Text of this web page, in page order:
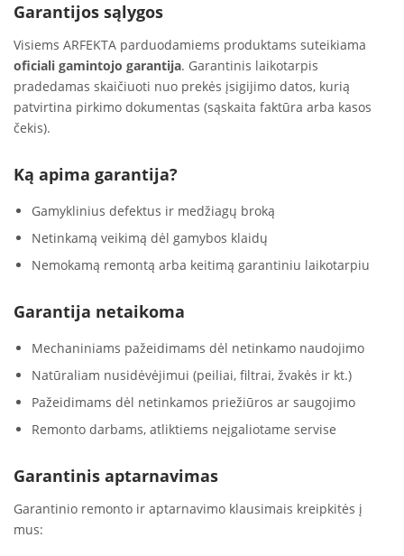
Garantijos sąlygos
Visiems ARFEKTA parduodamiems produktams suteikiama
oficiali gamintojo garantija. Garantinis laikotarpis
pradedamas skaičiuoti nuo prekės įsigijimo datos, kurią
patvirtina pirkimo dokumentas (sąskaita faktūra arba kasos
čekis).
Ką apima garantija?
Gamyklinius defektus ir medžiagų broką
Netinkamą veikimą dėl gamybos klaidų
Nemokamą remontą arba keitimą garantiniu laikotarpiu
Garantija netaikoma
Mechaniniams pažeidimams dėl netinkamo naudojimo
Natūraliam nusidėvėjimui (peiliai, filtrai, žvakės ir kt.)
Pažeidimams dėl netinkamos priežiūros ar saugojimo
Remonto darbams, atliktiems neįgaliotame servise
Garantinis aptarnavimas
Garantinio remonto ir aptarnavimo klausimais kreipkitės į
mus: